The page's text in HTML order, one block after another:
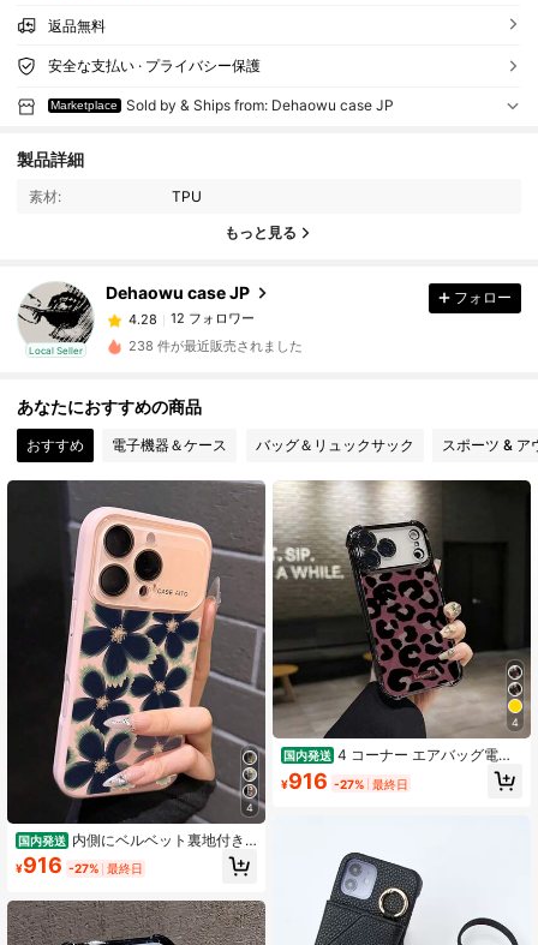
返品無料
安全な支払い · プライバシー保護
Marketplace Sold by & Ships from: Dehaowu case JP
製品詳細
素材: TPU
もっと見る
Local Seller
Dehaowu case JP
12 フォロワー
4.28
12 フォロワー
8***4 は 1日前に購入しました
12 フォロワー
4.28 12 フォロワー
4.28 12 フォロワー
4.28 12 フォロワー
4.28 12 フォロワー
フォロー
238 件が最近販売されました
あなたにおすすめの商品
おすすめ 電子機器＆ケース バッグ＆リュックサック スポーツ & ア
4
国内発送 内側にベルベット裏地付き
アクリルレンズ。iPhone17/17air 16/
15Pro/14/13pro 12 ProMax16Plusケ
¥916 -27% 最終日
4
国内発送 4 コーナー エアバッグ電気
メッキ携帯電話ケースは、17/16E/1
6/15/14/13/12 Pro 16 Plus/16E に適
¥916 -27% 最終日